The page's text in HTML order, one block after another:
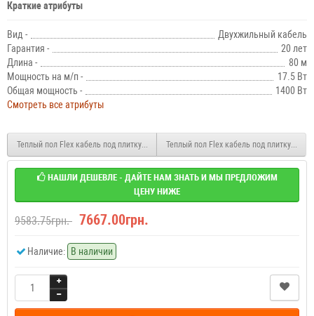
Краткие атрибуты
Вид -
Двухжильный кабель
Гарантия -
20 лет
Длина -
80 м
Мощность на м/п -
17.5 Вт
Общая мощность -
1400 Вт
Смотреть все атрибуты
Теплый пол Flex кабель под плитку EHC-17.5 1225 Вт. (7,0 м2)Теплый пол Flex кабель под плитку EHC-
НАШЛИ ДЕШЕВЛЕ - ДАЙТЕ НАМ ЗНАТЬ И МЫ ПРЕДЛОЖИМ
ЦЕНУ НИЖЕ
9583.75грн. 7667.00грн.
Наличие: В наличии